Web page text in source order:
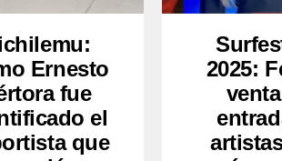
Ernesto
fue
el
que
2025: